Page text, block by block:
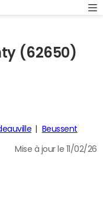
(62650)
Beussent
Mise à jour le 11/02/26